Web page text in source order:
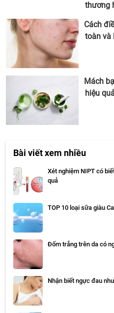
thương
Cách
toàn và
Mách
hiệu
Bài viết xem nhiều
Xét nghiệm NIPT có
quả
TOP 10 loại sữa giàu
Đốm trắng trên da có
Nhận biết ngực đau